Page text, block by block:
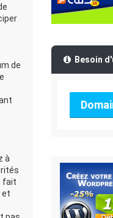
de
à
fait
et
Besoin